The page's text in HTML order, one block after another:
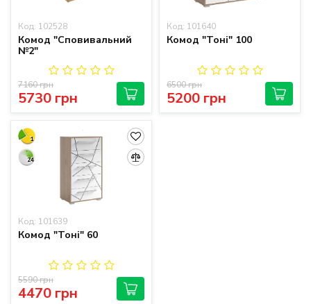
Код: 102528
Комод "Сповивальний
№2"
5730 грн
7160 грн
Код: 101640
Комод "Тоні" 100
5200 грн
6500 грн
1
24
Код: 101639
Комод "Тоні" 60
4470 грн
5590 грн